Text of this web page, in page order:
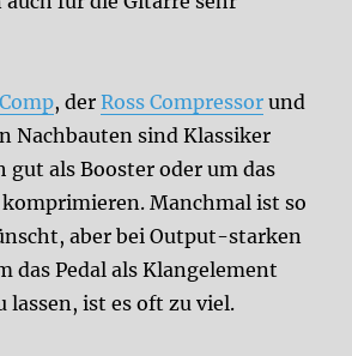
, derRoss Compressor und
Nachbauten sind Klassiker
gut als Booster oder um das
Manchmal ist so
aber bei Output-starken
das Pedal als Klangelement
lassen, ist es oft zu viel.